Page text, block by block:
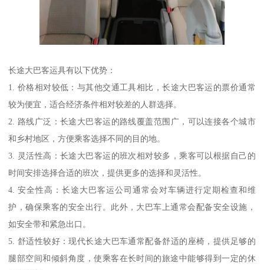
长途大巴客运具有以下优势：
1. 价格相对较低：与其他交通工具相比，长途大巴客运的票价通常
较为便宜，适合经济条件相对较差的人群选择。
2. 路线广泛：长途大巴客运的路线覆盖范围广，可以连接各个城市
和乡村地区，方便乘客选择不同的目的地。
3. 灵活性高：长途大巴客运的班次相对较多，乘客可以根据自己的
时间安排选择合适的班次，提供更多的选择和灵活性。
4. 安全性高：长途大巴客运公司通常会对车辆进行定期检查和维
护，确保乘客的安全出行。此外，大巴车上通常会配备安全设施，
如安全带和紧急出口。
5. 舒适性较好：现代长途大巴车通常配备舒适的座椅，提供足够的
腿部空间和倾斜角度，使乘客在长时间的旅途中能够得到一定的休